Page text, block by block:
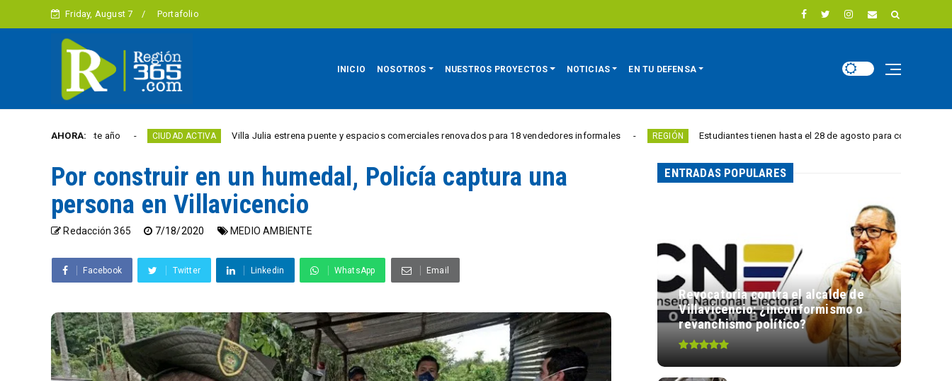
Friday, August 7 Portafolio
INICIO NOSOTROS NUESTROS PROYECTOS NOTICIAS EN TU DEFENSA
AHORA:
este año CIUDAD ACTIVA Villa Julia estrena puente y espacios comerciales renovados para 18 vendedores informales REGIÓN Estudiantes tienen hasta el 28 de agosto para competir por 10.000
Por construir en un humedal, Policía captura una
persona en Villavicencio
Redacción 365 7/18/2020 MEDIO AMBIENTE
Facebook Twitter Linkedin WhatsApp Email
ENTRADAS POPULARES
Revocatoria contra el alcalde de
Villavicencio: ¿inconformismo o
revanchismo político?